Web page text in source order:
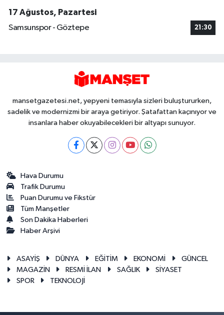
17 Ağustos, Pazartesi
Samsunspor - Göztepe
21:30
mansetgazetesi.net, yepyeni temasıyla sizleri buluştururken,
sadelik ve modernizmi bir araya getiriyor. Şatafattan kaçınıyor ve
insanlara haber okuyabilecekleri bir altyapı sunuyor.
Hava Durumu
Trafik Durumu
Puan Durumu ve Fikstür
Tüm Manşetler
Son Dakika Haberleri
Haber Arşivi
ASAYİŞ DÜNYA EĞİTİM EKONOMİ
GÜNCEL
MAGAZİN
RESMİ İLAN SAĞLIK
SİYASET
SPOR
TEKNOLOJİ